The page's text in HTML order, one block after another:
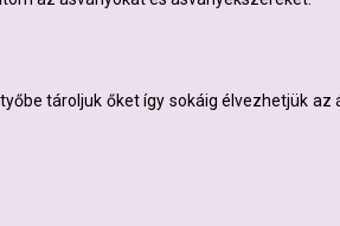
tároljuk őket így sokáig élvezhetjük az